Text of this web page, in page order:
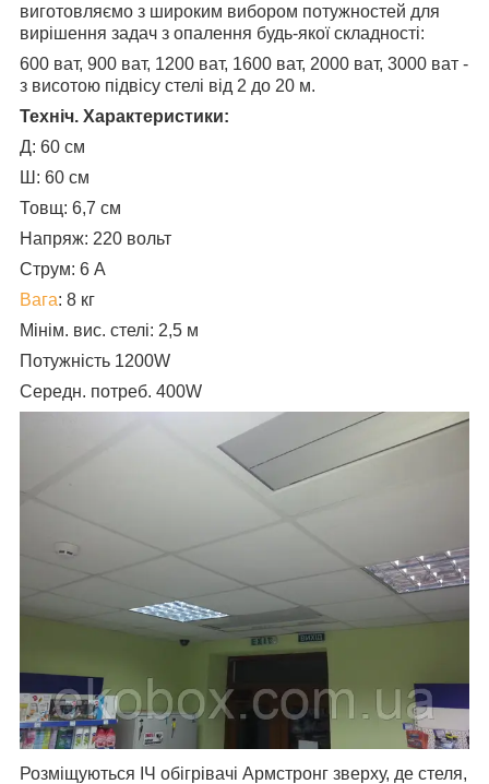
виготовляємо з широким вибором потужностей для
вирішення задач з опалення будь-якої складності:
600 ват, 900 ват, 1200 ват, 1600 ват, 2000 ват, 3000 ват -
з висотою підвісу стелі від 2 до 20 м.
Техніч. Характеристики:
Д: 60 см
Ш: 60 см
Товщ: 6,7 см
Напряж: 220 вольт
Струм: 6 А
Вага: 8 кг
Мінім. вис. стелі: 2,5 м
Потужність 1200W
Середн. потреб. 400W
Розміщуються ІЧ обігрівачі Армстронг зверху, де стеля,